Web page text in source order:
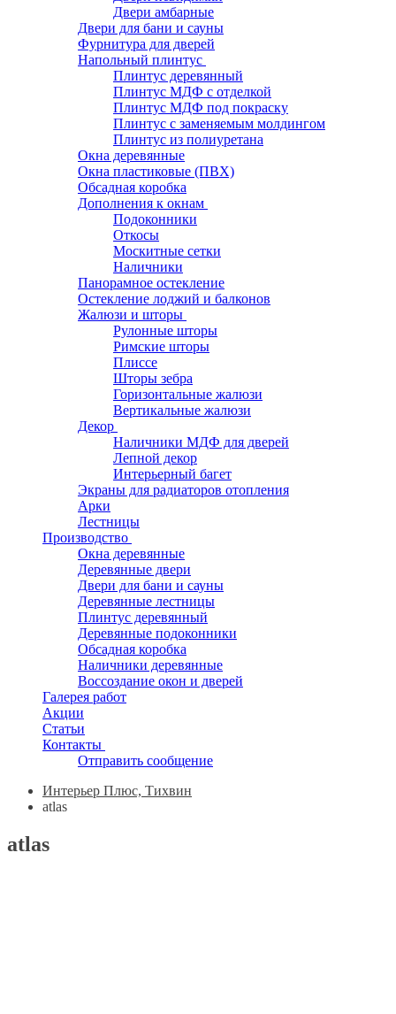
Двери амбарные
Двери для бани и сауны
Фурнитура для дверей
Напольный плинтус
Плинтус деревянный
Плинтус МДФ с отделкой
Плинтус МДФ под покраску
Плинтус с заменяемым молдингом
Плинтус из полиуретана
Окна деревянные
Окна пластиковые (ПВХ)
Обсадная коробка
Дополнения к окнам
Подоконники
Откосы
Москитные сетки
Наличники
Панорамное остекление
Остекление лоджий и балконов
Жалюзи и шторы
Рулонные шторы
Римские шторы
Плиссе
Шторы зебра
Горизонтальные жалюзи
Вертикальные жалюзи
Декор
Наличники МДФ для дверей
Лепной декор
Интерьерный багет
Экраны для радиаторов отопления
Арки
Лестницы
Производство
Окна деревянные
Деревянные двери
Двери для бани и сауны
Деревянные лестницы
Плинтус деревянный
Деревянные подоконники
Обсадная коробка
Наличники деревянные
Воссоздание окон и дверей
Галерея работ
Акции
Статьи
Контакты
Отправить сообщение
Интерьер Плюс, Тихвин
atlas
atlas